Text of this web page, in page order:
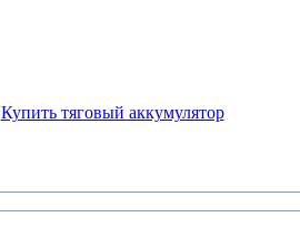
Купить тяговый аккумулятор